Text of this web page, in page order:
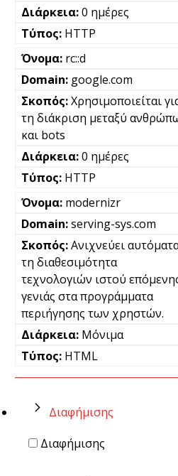
0 ημέρες
HTTP
rc::d
google.com
Χρησιμοποιείται
τη διάκριση μεταξύ
και bots
0 ημέρες
HTTP
modernizr
serving-sys.com
Ανιχνεύει
τη διαθεσιμότητα
τεχνολογιών ιστού
γενιάς στα προγράμματα
περιήγησης των χρηστών.
Μόνιμα
HTML
Διαφήμισης
Διαφήμισης